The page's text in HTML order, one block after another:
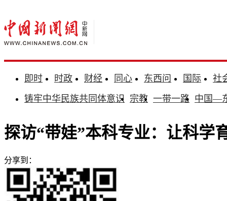
即时 时政 财经 同心 东西问 国际
社
铸牢中华民族共同体意识 宗教 一带一路 中国—
探访“带娃”本科专业：让科学
分享到：